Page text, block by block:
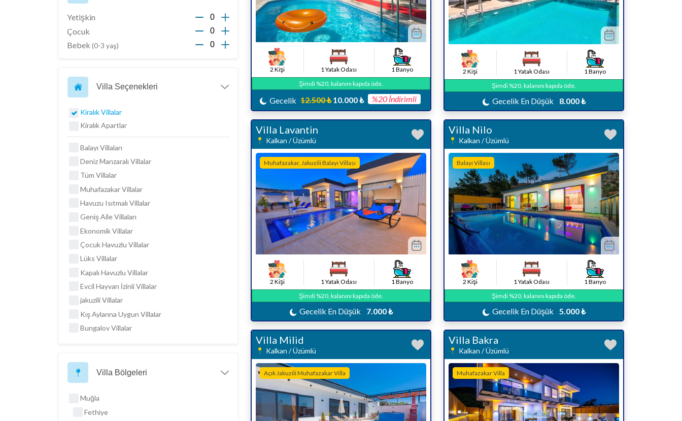
Yetişkin
Çocuk
Bebek (0-3 yaş)
Villa Seçenekleri
Kiralık Villalar
Kiralık Apartlar
Balayı Villaları
Deniz Manzaralı Villalar
Tüm Villalar
Muhafazakar Villalar
Havuzu Isıtmalı Villalar
Geniş Aile Villaları
Ekonomik Villalar
Çocuk Havuzlu Villalar
Lüks Villalar
Kapalı Havuzlu Villalar
Evcil Hayvan İzinli Villalar
jakuzili Villalar
Kış Aylarına Uygun Villalar
Bungalov Villalar
Villa Bölgeleri
Muğla
Fethiye
2 Kişi 1 Yatak Odası
1 Banyo
Şimdi %20, kalanını kapıda öde.
Gecelik 12.500 ₺ 10.000 ₺ %20 İndirimli
2 Kişi 1 Yatak Odası
1 Banyo
Şimdi %20, kalanını kapıda öde.
Gecelik En Düşük 8.000 ₺
Villa Lavantin
Kalkan / Üzümlü
Muhafazakar, Jakuzili Balayı Villası
2 Kişi 1 Yatak Odası
1 Banyo
Şimdi %20, kalanını kapıda öde.
Gecelik En Düşük 7.000 ₺
Villa Nilo
Kalkan / Üzümlü
Balayı Villası
2 Kişi 1 Yatak Odası
1 Banyo
Şimdi %20, kalanını kapıda öde.
Gecelik En Düşük 5.000 ₺
Villa Milid
Kalkan / Üzümlü
Açık Jakuzili Muhafazakar Villa
Villa Bakra
Kalkan / Üzümlü
Muhafazakar Villa